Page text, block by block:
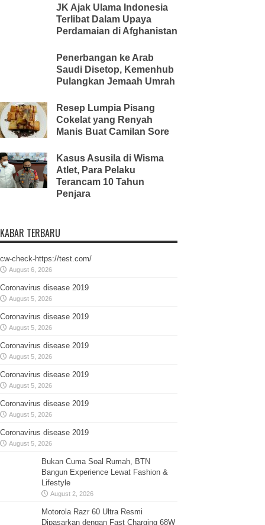
JK Ajak Ulama Indonesia
Terlibat Dalam Upaya
Perdamaian di Afghanistan
Penerbangan ke Arab
Saudi Disetop, Kemenhub
Pulangkan Jemaah Umrah
Resep Lumpia Pisang
Cokelat yang Renyah
Manis Buat Camilan Sore
Kasus Asusila di Wisma
Atlet, Para Pelaku
Terancam 10 Tahun
Penjara
KABAR TERBARU
cw-check-https://test.com/
August 6, 2026
Coronavirus disease 2019
August 5, 2026
Coronavirus disease 2019
August 5, 2026
Coronavirus disease 2019
August 5, 2026
Coronavirus disease 2019
August 5, 2026
Coronavirus disease 2019
August 5, 2026
Coronavirus disease 2019
August 5, 2026
Bukan Cuma Soal Rumah, BTN
Bangun Experience Lewat Fashion &
Lifestyle
August 2, 2026
Motorola Razr 60 Ultra Resmi
Dipasarkan dengan Fast Charging 68W